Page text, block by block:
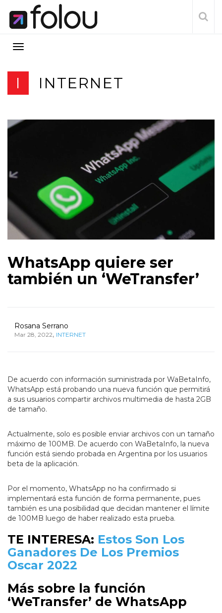
I INTERNET
WhatsApp quiere ser
también un ‘WeTransfer’
Rosana Serrano
Mar 28, 2022, INTERNET
De acuerdo con información suministrada por WaBetaInfo,
WhatsApp está probando una nueva función que permitirá
a sus usuarios compartir archivos multimedia de hasta 2GB
de tamaño.
Actualmente, solo es posible enviar archivos con un tamaño
máximo de 100MB. De acuerdo con WaBetaInfo, la nueva
función está siendo probada en Argentina por los usuarios
beta de la aplicación.
Por el momento, WhatsApp no ha confirmado si
implementará esta función de forma permanente, pues
también es una posibilidad que decidan mantener el límite
de 100MB luego de haber realizado esta prueba.
TE INTERESA: Estos Son Los
Ganadores De Los Premios
Oscar 2022
Más sobre la función
‘WeTransfer’ de WhatsApp